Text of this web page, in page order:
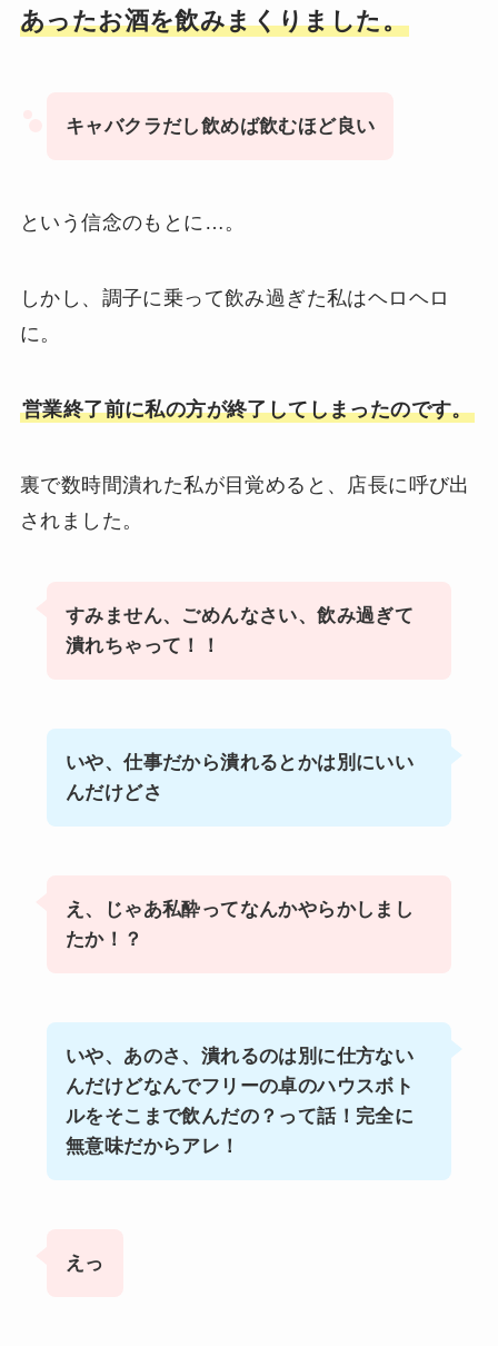
あったお酒を飲みまくりました。
キャバクラだし飲めば飲むほど良い
という信念のもとに…。
しかし、調子に乗って飲み過ぎた私はヘロヘロ
に。
営業終了前に私の方が終了してしまったのです。
裏で数時間潰れた私が目覚めると、店長に呼び出
されました。
すみません、ごめんなさい、飲み過ぎて
潰れちゃって！！
いや、仕事だから潰れるとかは別にいい
んだけどさ
え、じゃあ私酔ってなんかやらかしまし
たか！？
いや、あのさ、潰れるのは別に仕方ない
んだけどなんでフリーの卓のハウスボト
ルをそこまで飲んだの？って話！完全に
無意味だからアレ！
えっ